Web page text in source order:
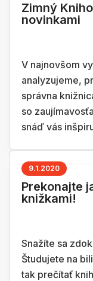
Zimný
novinkami
V najnovšom
analyzujeme,
správna
so
snáď vás
9.1.2020
Prekonajte
knižkami!
Snažíte sa
Študujete na
tak prečítať